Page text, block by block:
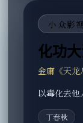
小众影
化功
金庸《天龙
以毒化去他
丁春秋